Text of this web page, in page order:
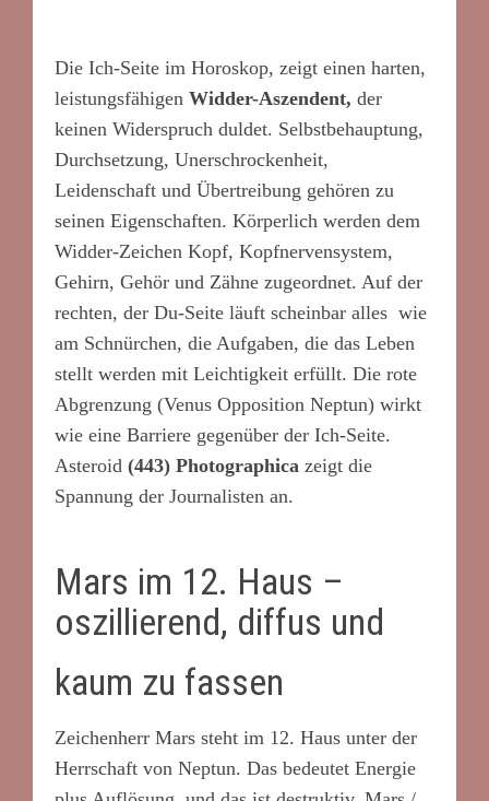
Die Ich-Seite im Horoskop, zeigt einen harten,
leistungsfähigen Widder-Aszendent, der
keinen Widerspruch duldet. Selbstbehauptung,
Durchsetzung, Unerschrockenheit,
Leidenschaft und Übertreibung gehören zu
seinen Eigenschaften. Körperlich werden dem
Widder-Zeichen Kopf, Kopfnervensystem,
Gehirn, Gehör und Zähne zugeordnet. Auf der
rechten, der Du-Seite läuft scheinbar alles wie
am Schnürchen, die Aufgaben, die das Leben
stellt werden mit Leichtigkeit erfüllt. Die rote
Abgrenzung (Venus Opposition Neptun) wirkt
wie eine Barriere gegenüber der Ich-Seite.
Asteroid (443) Photographica zeigt die
Spannung der Journalisten an.
Mars im 12. Haus –
oszillierend, diffus und
kaum zu fassen
Zeichenherr Mars steht im 12. Haus unter der
Herrschaft von Neptun. Das bedeutet Energie